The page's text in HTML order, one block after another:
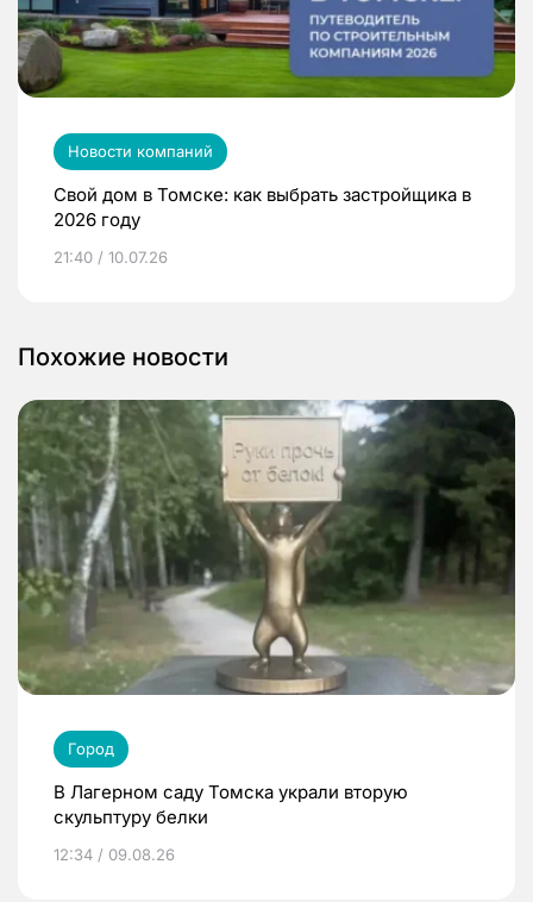
Новости компаний
Свой дом в Томске: как выбрать застройщика в
2026 году
21:40 / 10.07.26
Похожие новости
Город
В Лагерном саду Томска украли вторую
скульптуру белки
12:34 / 09.08.26